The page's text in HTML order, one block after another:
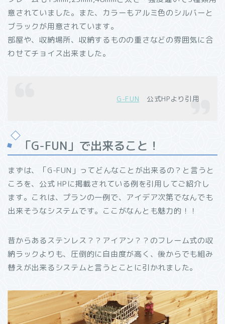
意されていました。また、カラーもアルミ色のシルバーと
ブラックが用意されています。
部屋や、収納場所、収納するものの重さなどの雰囲気に合
わせてチョイス出来ました。
G-FUN 公式HPより引用
「G-FUN」で出来ること！
まずは、「G-FUN」ってどんなことが出来るの？と言うと
ころを、公式 HPに掲載されている例を引用してご紹介し
ます。これは、プランの一例で、アイデア次第でなんでも
出来そうなシステムです。ここがなんとも魅力的！！
昔からあるステンレス？？アイアン？？のフレーム式の収
納ラックよりも、圧倒的に自由度が高く、後からでも組み
替えが出来るシステムと言うとことに引かれました。